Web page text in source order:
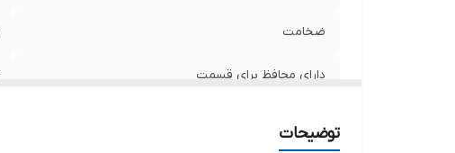
ضخامت
دارای محافظ برای قسمت
توضیحات